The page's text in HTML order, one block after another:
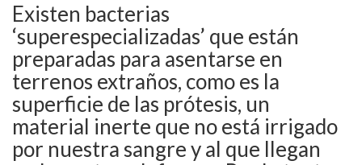
Existen bacterias
‘superespecializadas’ que están
preparadas para asentarse en
terrenos extraños, como es la
superficie de las prótesis, un
material inerte que no está irrigado
por nuestra sangre y al que llegan